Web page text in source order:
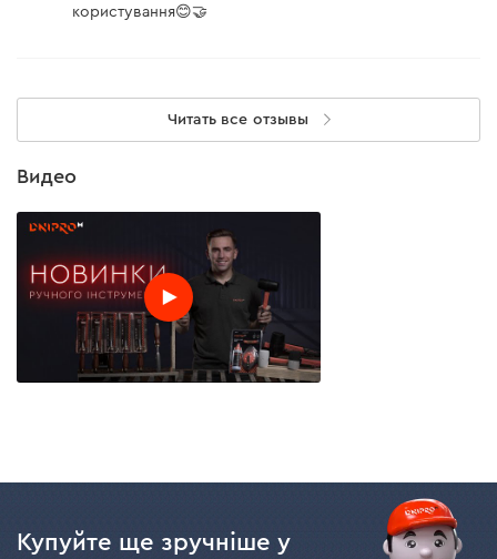
користування😊🤝
Читать все отзывы
Видео
Купуйте ще зручніше у